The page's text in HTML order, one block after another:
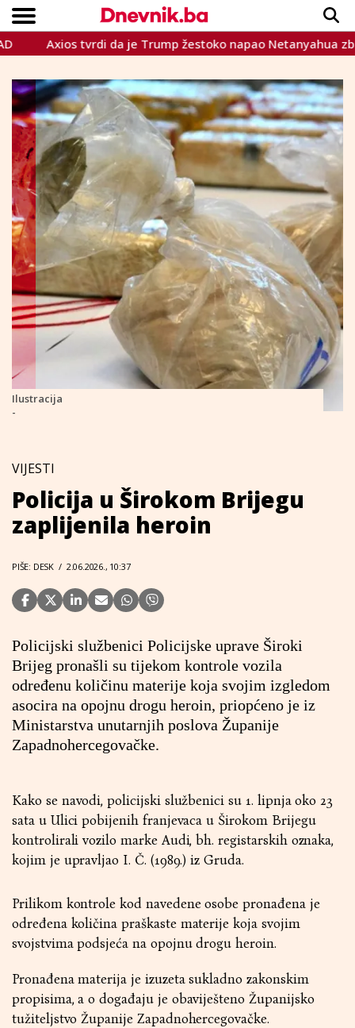
VIJESTI
SPORT
INTERVIEW
TEME
CRNA KRONIKA
LIFESTYLE
Copyright © Dnevnik.ba 2023.
Axios tvrdi da je Trump žestoko napao Netanyahua zbog
Ilustracija
-
VIJESTI
Policija u Širokom Brijegu
zaplijenila heroin
PIŠE: DESK / 2.06.2026., 10:37
Policijski službenici Policijske uprave Široki
Brijeg pronašli su tijekom kontrole vozila
određenu količinu materije koja svojim izgledom
asocira na opojnu drogu heroin, priopćeno je iz
Ministarstva unutarnjih poslova Županije
Zapadnohercegovačke.
Kako se navodi, policijski službenici su 1. lipnja oko 23
sata u Ulici pobijenih franjevaca u Širokom Brijegu
kontrolirali vozilo marke Audi, bh. registarskih oznaka,
kojim je upravljao I. Č. (1989.) iz Gruda.
Prilikom kontrole kod navedene osobe pronađena je
određena količina praškaste materije koja svojim
svojstvima podsjeća na opojnu drogu heroin.
Pronađena materija je izuzeta sukladno zakonskim
propisima, a o događaju je obaviješteno Županijsko
tužiteljstvo Županije Zapadnohercegovačke.